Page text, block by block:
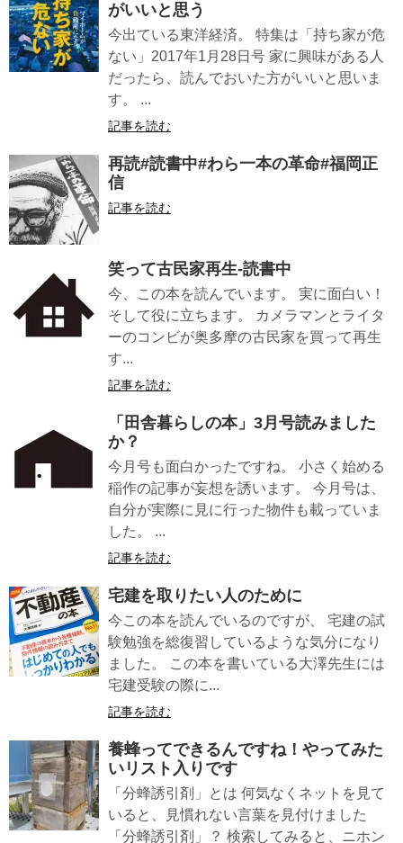
がいいと思う
今出ている東洋経済。 特集は「持ち家が危
ない」2017年1月28日号 家に興味がある人
だったら、読んでおいた方がいいと思いま
す。 ...
記事を読む
再読#読書中#わら一本の革命#福岡正
信
記事を読む
笑って古民家再生-読書中
今、この本を読んでいます。 実に面白い！
そして役に立ちます。 カメラマンとライタ
ーのコンビが奥多摩の古民家を買って再生
す...
記事を読む
「田舎暮らしの本」3月号読みました
か？
今月号も面白かったですね。 小さく始める
稲作の記事が妄想を誘います。 今月号は、
自分が実際に見に行った物件も載っていま
した。 ...
記事を読む
宅建を取りたい人のために
今この本を読んでいるのですが、 宅建の試
験勉強を総復習しているような気分になり
ました。 この本を書いている大澤先生には
宅建受験の際に...
記事を読む
養蜂ってできるんですね！やってみた
いリスト入りです
「分蜂誘引剤」とは 何気なくネットを見て
いると、見慣れない言葉を見付けました
「分蜂誘引剤」？ 検索してみると、ニホン